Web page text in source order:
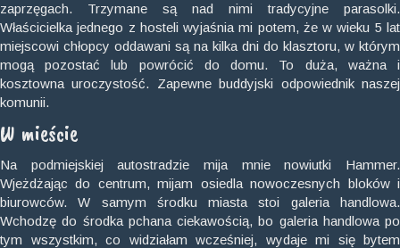
zaprzęgach. Trzymane są nad nimi tradycyjne parasolki.
Właścicielka jednego z hosteli wyjaśnia mi potem, że w wieku 5 lat
miejscowi chłopcy oddawani są na kilka dni do klasztoru, w którym
mogą pozostać lub powrócić do domu. To duża, ważna i
kosztowna uroczystość. Zapewne buddyjski odpowiednik naszej
komunii.
W mieście
Na podmiejskiej autostradzie mija mnie nowiutki Hammer.
Wjeżdżając do centrum, mijam osiedla nowoczesnych bloków i
biurowców. W samym środku miasta stoi galeria handlowa.
Wchodzę do środka pchana ciekawością, bo galeria handlowa po
tym wszystkim, co widziałam wcześniej, wydaje mi się bytem